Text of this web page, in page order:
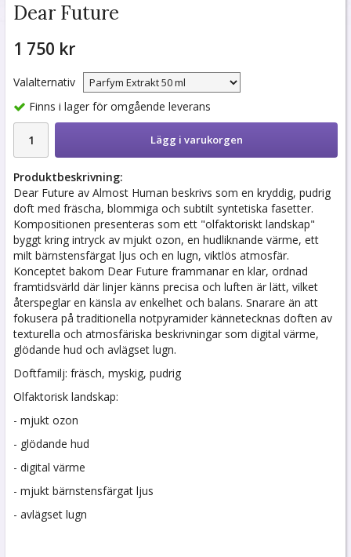
Dear Future
1 750 kr
Valalternativ
Finns i lager för omgående leverans
Lägg i varukorgen
Produktbeskrivning:
Dear Future av Almost Human beskrivs som en kryddig, pudrig
doft med fräscha, blommiga och subtilt syntetiska fasetter.
Kompositionen presenteras som ett "olfaktoriskt landskap"
byggt kring intryck av mjukt ozon, en hudliknande värme, ett
milt bärnstensfärgat ljus och en lugn, viktlös atmosfär.
Konceptet bakom Dear Future frammanar en klar, ordnad
framtidsvärld där linjer känns precisa och luften är lätt, vilket
återspeglar en känsla av enkelhet och balans. Snarare än att
fokusera på traditionella notpyramider kännetecknas doften av
texturella och atmosfäriska beskrivningar som digital värme,
glödande hud och avlägset lugn.
Doftfamilj: fräsch, myskig, pudrig
Olfaktorisk landskap:
- mjukt ozon
- glödande hud
- digital värme
- mjukt bärnstensfärgat ljus
- avlägset lugn